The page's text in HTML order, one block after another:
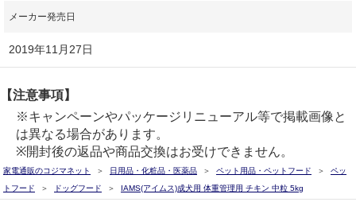
メーカー発売日
2019年11月27日
【注意事項】
※キャンペーンやパッケージリニューアル等で掲載画像と
は異なる場合があります。
※開封後の返品や商品交換はお受けできません。
家電通販のコジマネット 日用品・化粧品・医薬品 ペット用品・ペットフード
ペッ
トフード
ドッグフード IAMS(アイムス)成犬用 体重管理用 チキン 中粒 5kg